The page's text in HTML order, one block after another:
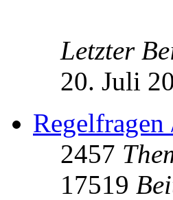
Letzter
20. Juli
2457
17519